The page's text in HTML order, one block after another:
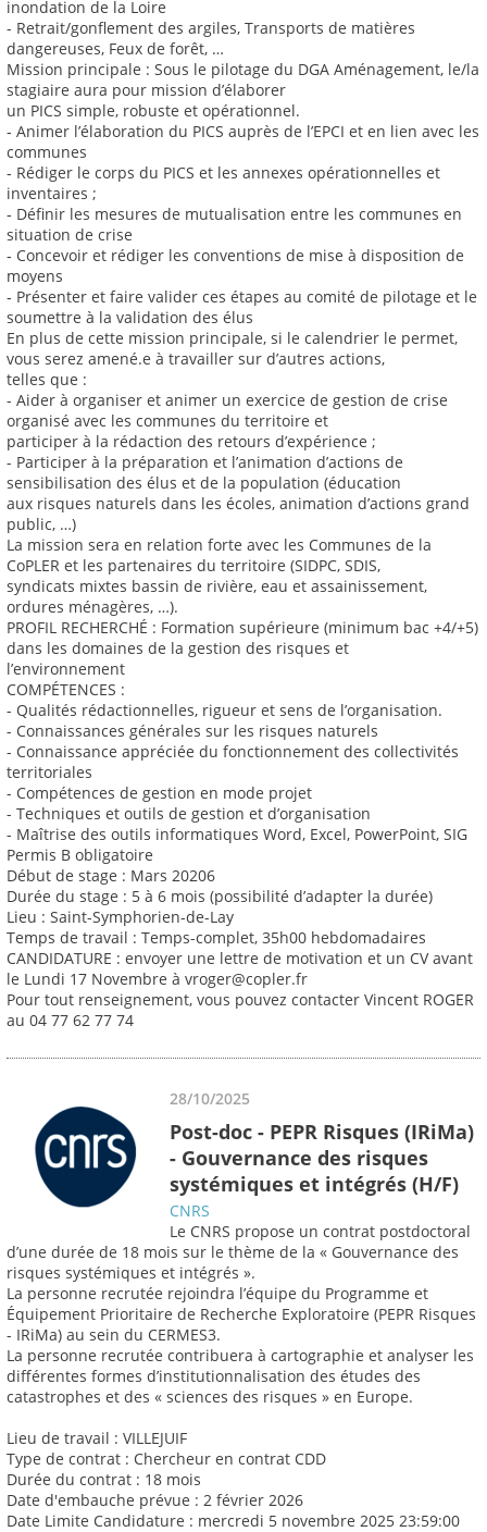
inondation de la Loire
- Retrait/gonflement des argiles, Transports de matières
dangereuses, Feux de forêt, …
Mission principale : Sous le pilotage du DGA Aménagement, le/la
stagiaire aura pour mission d’élaborer
un PICS simple, robuste et opérationnel.
‐ Animer l’élaboration du PICS auprès de l’EPCI et en lien avec les
communes
‐ Rédiger le corps du PICS et les annexes opérationnelles et
inventaires ;
‐ Définir les mesures de mutualisation entre les communes en
situation de crise
‐ Concevoir et rédiger les conventions de mise à disposition de
moyens
‐ Présenter et faire valider ces étapes au comité de pilotage et le
soumettre à la validation des élus
En plus de cette mission principale, si le calendrier le permet,
vous serez amené.e à travailler sur d’autres actions,
telles que :
- Aider à organiser et animer un exercice de gestion de crise
organisé avec les communes du territoire et
participer à la rédaction des retours d’expérience ;
- Participer à la préparation et l’animation d’actions de
sensibilisation des élus et de la population (éducation
aux risques naturels dans les écoles, animation d’actions grand
public, …)
La mission sera en relation forte avec les Communes de la
CoPLER et les partenaires du territoire (SIDPC, SDIS,
syndicats mixtes bassin de rivière, eau et assainissement,
ordures ménagères, …).
PROFIL RECHERCHÉ : Formation supérieure (minimum bac +4/+5)
dans les domaines de la gestion des risques et
l’environnement
COMPÉTENCES :
- Qualités rédactionnelles, rigueur et sens de l’organisation.
- Connaissances générales sur les risques naturels
- Connaissance appréciée du fonctionnement des collectivités
territoriales
- Compétences de gestion en mode projet
- Techniques et outils de gestion et d’organisation
- Maîtrise des outils informatiques Word, Excel, PowerPoint, SIG
Permis B obligatoire
Début de stage : Mars 20206
Durée du stage : 5 à 6 mois (possibilité d’adapter la durée)
Lieu : Saint-Symphorien-de-Lay
Temps de travail : Temps-complet, 35h00 hebdomadaires
CANDIDATURE : envoyer une lettre de motivation et un CV avant
le Lundi 17 Novembre à vroger@copler.fr
Pour tout renseignement, vous pouvez contacter Vincent ROGER
au 04 77 62 77 74
28/10/2025
Post-doc - PEPR Risques (IRiMa)
- Gouvernance des risques
systémiques et intégrés (H/F)
CNRS
Le CNRS propose un contrat postdoctoral
d’une durée de 18 mois sur le thème de la « Gouvernance des
risques systémiques et intégrés ».
La personne recrutée rejoindra l’équipe du Programme et
Équipement Prioritaire de Recherche Exploratoire (PEPR Risques
- IRiMa) au sein du CERMES3.
La personne recrutée contribuera à cartographie et analyser les
différentes formes d’institutionnalisation des études des
catastrophes et des « sciences des risques » en Europe.
Lieu de travail : VILLEJUIF
Type de contrat : Chercheur en contrat CDD
Durée du contrat : 18 mois
Date d'embauche prévue : 2 février 2026
Date Limite Candidature : mercredi 5 novembre 2025 23:59:00